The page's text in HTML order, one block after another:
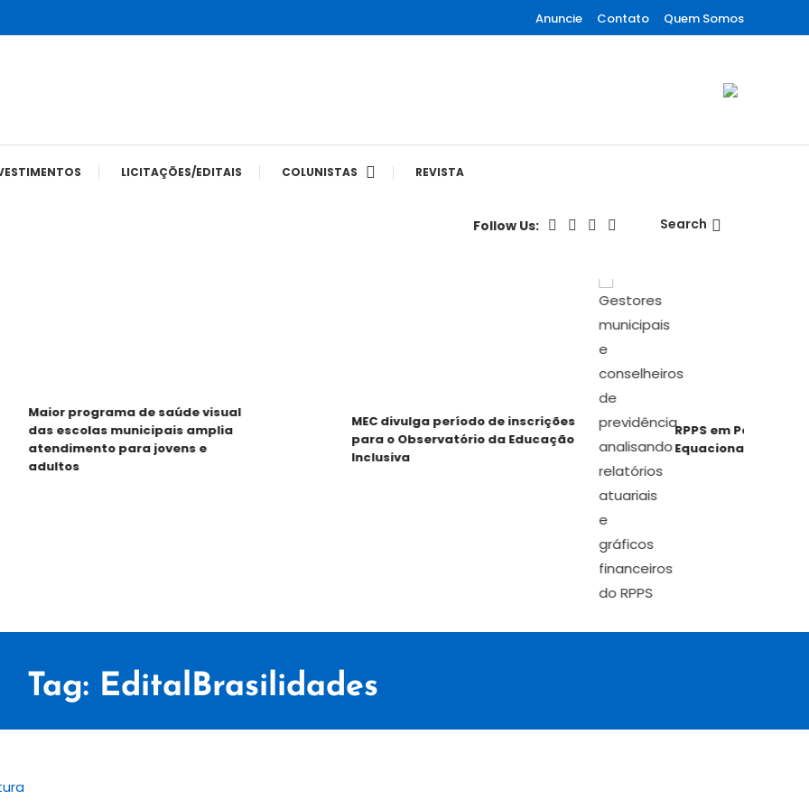
Anuncie Contato Quem Somos
LICITAÇÕES/EDITAIS COLUNISTAS REVISTA
Follow Us: Search
Maior programa de saúde visual
das escolas municipais amplia
atendimento para jovens e
adultos
MEC divulga período de inscrições
para o Observatório da Educação
Inclusiva
RPPS em Pauta:
Equacionar o Déficit
Tag: EditalBrasilidades